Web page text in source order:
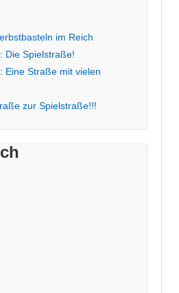
im Reich
Die Spielstraße!
Eine Straße mit vielen
zur Spielstraße!!!